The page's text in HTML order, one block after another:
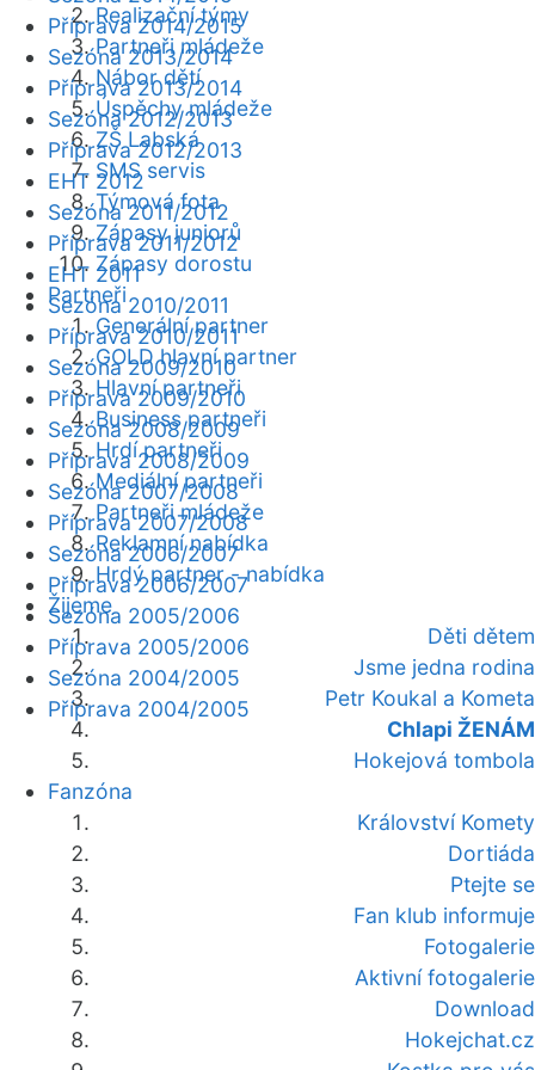
Realizační týmy
Partneři mládeže
Nábor dětí
Úspěchy mládeže
ZŠ Labská
SMS servis
Týmová fota
Zápasy juniorů
Zápasy dorostu
Partneři
Generální partner
GOLD hlavní partner
Hlavní partneři
Business partneři
Hrdí partneři
Mediální partneři
Partneři mládeže
Reklamní nabídka
Hrdý partner - nabídka
Žijeme
Děti dětem
Jsme jedna rodina
Petr Koukal a Kometa
Chlapi ŽENÁM
Hokejová tombola
Fanzóna
Království Komety
Dortiáda
Ptejte se
Fan klub informuje
Fotogalerie
Aktivní fotogalerie
Download
Hokejchat.cz
Příprava 2014/2015
Sezóna 2013/2014
Příprava 2013/2014
Sezóna 2012/2013
Příprava 2012/2013
EHT 2012
Sezóna 2011/2012
Příprava 2011/2012
EHT 2011
Sezóna 2010/2011
Příprava 2010/2011
Sezóna 2009/2010
Příprava 2009/2010
Sezóna 2008/2009
Příprava 2008/2009
Sezóna 2007/2008
Příprava 2007/2008
Sezóna 2006/2007
Příprava 2006/2007
Sezóna 2005/2006
Příprava 2005/2006
Sezóna 2004/2005
Příprava 2004/2005